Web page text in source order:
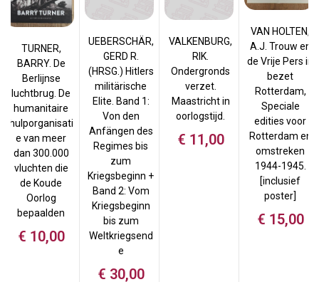
TURNER,
BARRY. De
Berlijnse
luchtbrug. De
humanitaire
hulporganisati
e van meer
dan 300.000
vluchten die
de Koude
Oorlog
bepaalden
€ 10,00
UEBERSCHÄR,
GERD R.
(HRSG.) Hitlers
militärische
Elite. Band 1:
Von den
Anfängen des
Regimes bis
zum
Kriegsbeginn +
Band 2: Vom
Kriegsbeginn
bis zum
Weltkriegsend
e
€ 30,00
VALKENBURG,
RIK.
Ondergronds
verzet.
Maastricht in
oorlogstijd.
€ 11,00
VAN HOLTEN,
A.J. Trouw en
de Vrije Pers in
bezet
Rotterdam,
Speciale
edities voor
Rotterdam en
omstreken
1944-1945.
[inclusief
poster]
€ 15,00